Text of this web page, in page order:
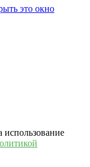
это окно
использование